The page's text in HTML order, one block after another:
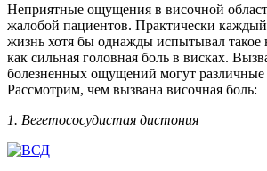
Неприятные ощущения в височной
жалобой пациентов. Практически
жизнь хотя бы однажды испытывал такое
как сильная головная боль в висках.
болезненных ощущений могут различные
Рассмотрим, чем вызвана височная боль:
1. Вегетососудистая дистония